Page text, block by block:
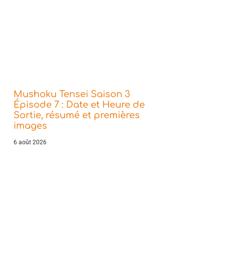
Mushoku Tensei Saison 3
Épisode 7 : Date et Heure de
Sortie, résumé et premières
images
6 août 2026